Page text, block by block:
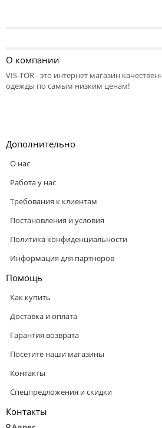
О компании
VIS-TOR - это интернет магазин
одежды по самым низким ценам!
Дополнительно
О нас
Работа у нас
Требования к клиентам
Постановления и условия
Политика конфиденциальности
Информация для партнеров
Помощь
Как купить
Доставка и оплата
Гарантия возврата
Посетите наши магазины
Контакты
Спецпредложения и скидки
Контакты